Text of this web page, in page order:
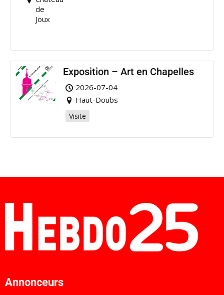
de
Joux
Exposition – Art en Chapelles
2026-07-04
Haut-Doubs
Visite
Annonceurs